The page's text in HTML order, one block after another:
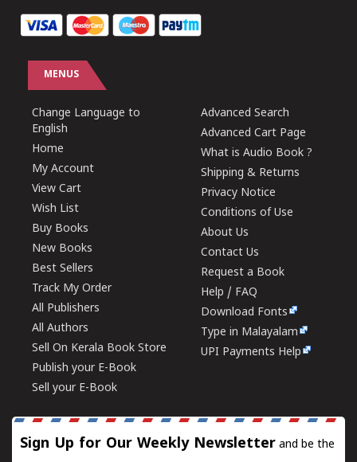
MENUS
Change Language to
English
Home
My Account
View Cart
Wish List
Buy Books
New Books
Best Sellers
Track My Order
All Publishers
All Authors
Sell On Kerala Book Store
Publish your E-Book
Sell your E-Book
Advanced Search
Advanced Cart Page
What is Audio Book ?
Shipping & Returns
Privacy Notice
Conditions of Use
About Us
Contact Us
Request a Book
Help / FAQ
Download Fonts
Type in Malayalam
UPI Payments Help
Sign Up for Our Weekly Newsletter and be the